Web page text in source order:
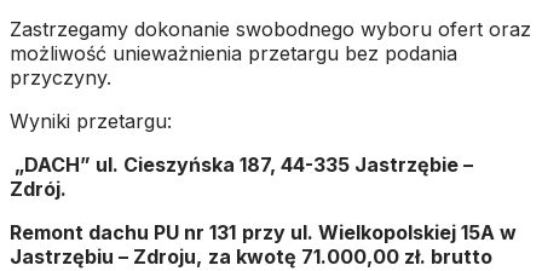
Zastrzegamy dokonanie swobodnego wyboru ofert oraz
możliwość unieważnienia przetargu bez podania
przyczyny.
Wyniki przetargu:
„DACH” ul. Cieszyńska 187, 44-335 Jastrzębie –
Zdrój.
Remont dachu PU nr 131 przy ul. Wielkopolskiej 15A w
Jastrzębiu – Zdroju, za kwotę 71.000,00 zł. brutto